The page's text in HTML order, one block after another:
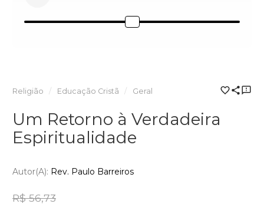
Religião Educação Cristã Geral
Um Retorno à Verdadeira
Espiritualidade
Autor(a): Rev. Paulo Barreiros
R$ 56,73